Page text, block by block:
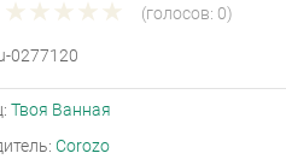
(голосов: 0)
0277120
Твоя Ванная
Corozo